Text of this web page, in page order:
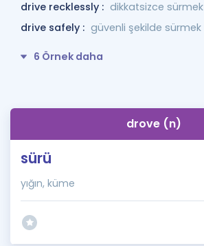
drive recklessly : dikkatsizce sürmek
drive safely : güvenli şekilde sürmek
6 Örnek daha
drove (n)
sürü
yığın, küme